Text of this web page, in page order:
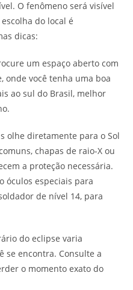
O fenômeno será visível
do local é
dicas:
um espaço aberto com
onde você tenha uma boa
ao sul do Brasil, melhor
olhe diretamente para o Sol
chapas de raio-X ou
a proteção necessária.
óculos especiais para
de nível 14, para
do eclipse varia
se encontra. Consulte a
o momento exato do